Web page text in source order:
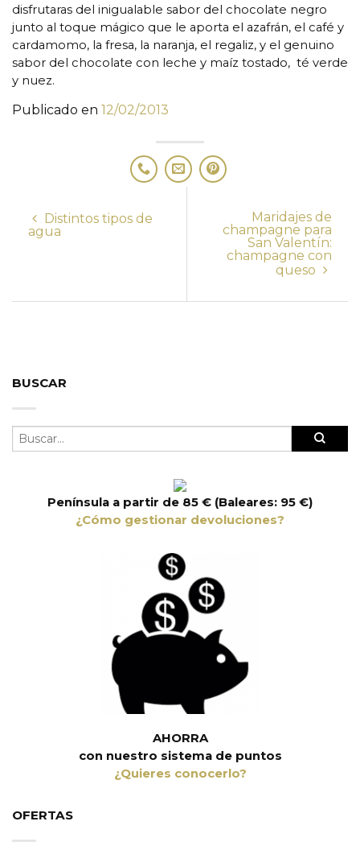
disfrutaras del inigualable sabor del chocolate negro
junto al toque mágico que le aporta el azafrán, el café y
cardamomo, la fresa, la naranja, el regaliz, y el genuino
sabor del chocolate con leche y maíz tostado, té verde
y nuez.
Publicado en 12/02/2013
Distintos tipos de
agua
Maridajes de
champagne para
San Valentín:
champagne con
queso
BUSCAR
Península a partir de 85 € (Baleares: 95 €)
¿Cómo gestionar devoluciones?
AHORRA
con nuestro sistema de puntos
¿Quieres conocerlo?
OFERTAS